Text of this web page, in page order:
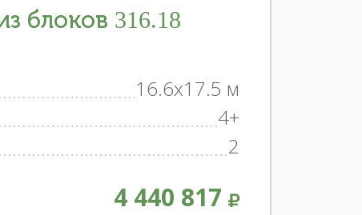
блоков 316.18
16.6x17.5 м
4+
2
4 440 817